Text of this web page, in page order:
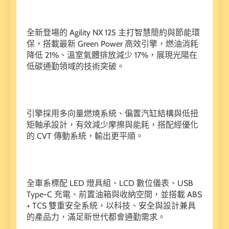
全新登場的 Agility NX 125 主打智慧簡約與節能環
保，搭載最新 Green Power 高效引擎，燃油消耗
降低 21%、溫室氣體排放減少 17%，展現光陽在
低碳通勤領域的技術突破。
引擎採用多向量燃燒系統、偏置汽缸結構與低扭
矩軸承設計，有效減少摩擦與能耗，搭配經優化
的 CVT 傳動系統，輸出更平順。
全車系標配 LED 燈具組、LCD 數位儀表、USB
Type-C 充電、前置油箱與收納空間，並搭載 ABS
+ TCS 雙重安全系統，以科技、安全與設計兼具
的產品力，滿足新世代都會通勤需求。